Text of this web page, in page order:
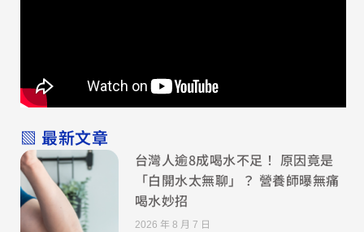
▧ 最新文章
台灣人逾8成喝水不足！ 原因竟是
「白開水太無聊」？ 營養師曝無痛
喝水妙招
2026 年 8 月 7 日